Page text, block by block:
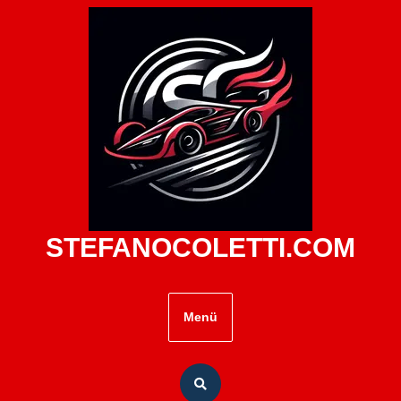
STEFANOCOLETTI.COM
Menü